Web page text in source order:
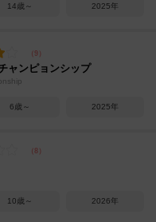
14歳～ 2025年
ャンピョンシップ
6歳～ 2025年
10歳～ 2026年